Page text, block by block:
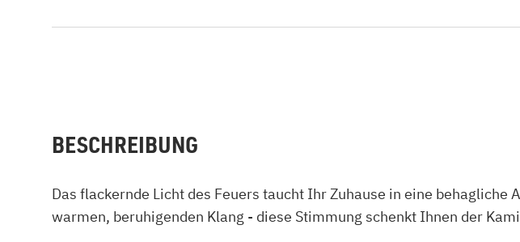
BESCHREIBUNG
Das flackernde Licht des Feuers taucht Ihr Zuhause in eine
warmen, beruhigenden Klang - diese Stimmung schenkt Ihnen der